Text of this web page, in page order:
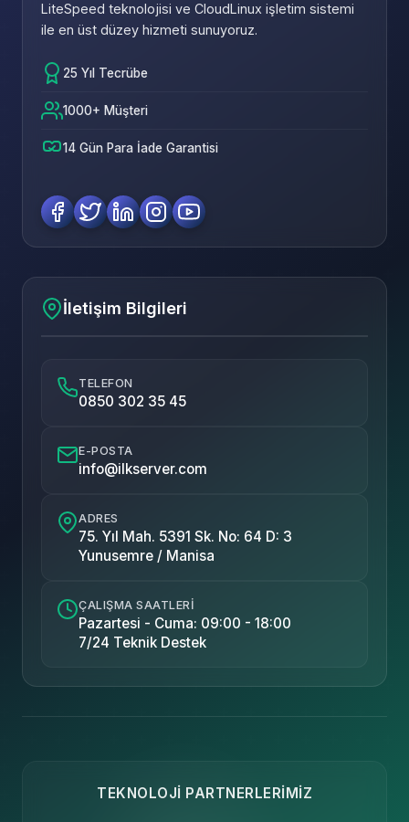
LiteSpeed teknolojisi ve CloudLinux işletim sistemi
ile en üst düzey hizmeti sunuyoruz.
25 Yıl Tecrübe
1000+ Müşteri
14 Gün Para İade Garantisi
İletişim Bilgileri
TELEFON
0850 302 35 45
E-POSTA
info@ilkserver.com
ADRES
75. Yıl Mah. 5391 Sk. No: 64 D: 3
Yunusemre / Manisa
ÇALIŞMA SAATLERI
Pazartesi - Cuma: 09:00 - 18:00
7/24 Teknik Destek
TEKNOLOJI PARTNERLERIMIZ